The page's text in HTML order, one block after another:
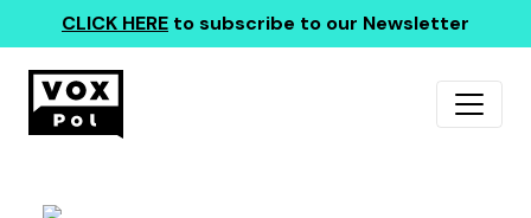
CLICK HERE to subscribe to our Newsletter